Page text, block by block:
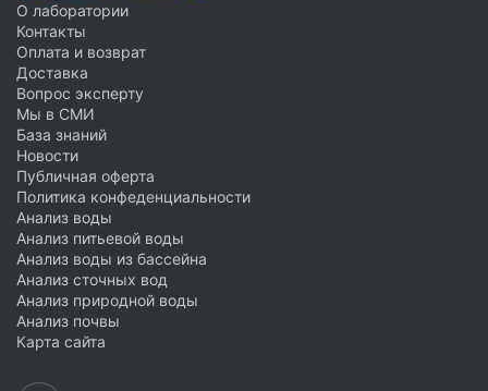
О лаборатории
Контакты
Оплата и возврат
Доставка
Вопрос эксперту
Мы в СМИ
База знаний
Новости
Публичная оферта
Политика конфеденциальности
Анализ воды
Анализ питьевой воды
Анализ воды из бассейна
Анализ сточных вод
Анализ природной воды
Анализ почвы
Карта сайта